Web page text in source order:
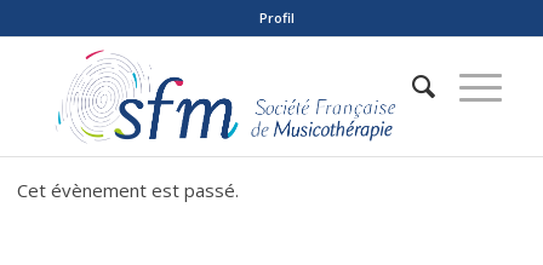
Profil
Cet évènement est passé.